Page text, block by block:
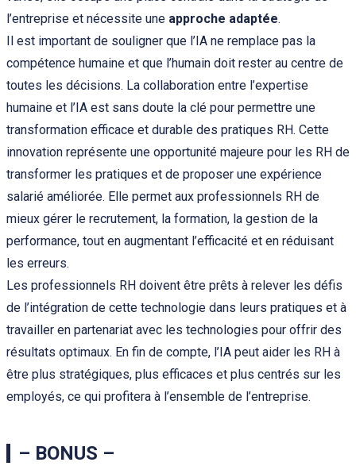
l’entreprise et nécessite une approche adaptée.
Il est important de souligner que l’IA ne remplace pas la
compétence humaine et que l’humain doit rester au centre de
toutes les décisions. La collaboration entre l’expertise
humaine et l’IA est sans doute la clé pour permettre une
transformation efficace et durable des pratiques RH. Cette
innovation représente une opportunité majeure pour les RH de
transformer les pratiques et de proposer une expérience
salarié améliorée. Elle permet aux professionnels RH de
mieux gérer le recrutement, la formation, la gestion de la
performance, tout en augmentant l’efficacité et en réduisant
les erreurs.
Les professionnels RH doivent être prêts à relever les défis
de l’intégration de cette technologie dans leurs pratiques et à
travailler en partenariat avec les technologies pour offrir des
résultats optimaux. En fin de compte, l’IA peut aider les RH à
être plus stratégiques, plus efficaces et plus centrés sur les
employés, ce qui profitera à l’ensemble de l’entreprise.
– BONUS –